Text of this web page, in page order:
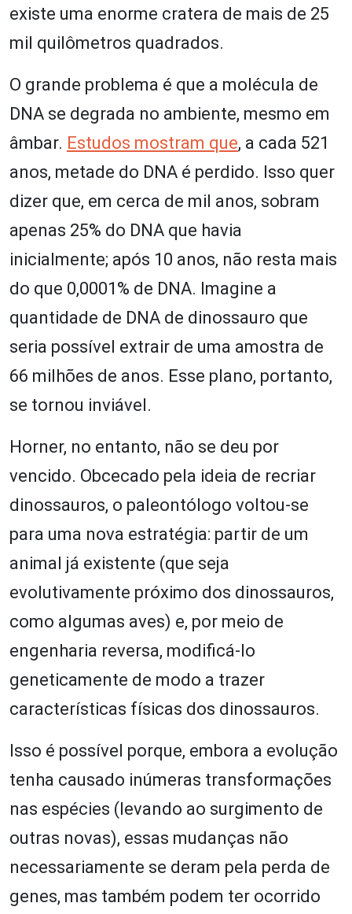
existe uma enorme cratera de mais de 25
mil quilômetros quadrados.
O grande problema é que a molécula de
DNA se degrada no ambiente, mesmo em
âmbar. Estudos mostram que, a cada 521
anos, metade do DNA é perdido. Isso quer
dizer que, em cerca de mil anos, sobram
apenas 25% do DNA que havia
inicialmente; após 10 anos, não resta mais
do que 0,0001% de DNA. Imagine a
quantidade de DNA de dinossauro que
seria possível extrair de uma amostra de
66 milhões de anos. Esse plano, portanto,
se tornou inviável.
Horner, no entanto, não se deu por
vencido. Obcecado pela ideia de recriar
dinossauros, o paleontólogo voltou-se
para uma nova estratégia: partir de um
animal já existente (que seja
evolutivamente próximo dos dinossauros,
como algumas aves) e, por meio de
engenharia reversa, modificá-lo
geneticamente de modo a trazer
características físicas dos dinossauros.
Isso é possível porque, embora a evolução
tenha causado inúmeras transformações
nas espécies (levando ao surgimento de
outras novas), essas mudanças não
necessariamente se deram pela perda de
genes, mas também podem ter ocorrido